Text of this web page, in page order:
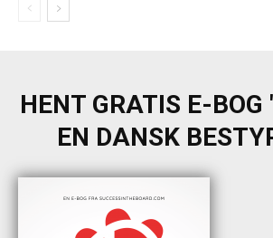
HENT GRATIS E-BOG
EN DANSK